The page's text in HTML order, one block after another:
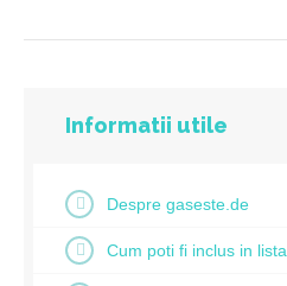
Informatii utile
Despre gaseste.de
Cum poti fi inclus in lista